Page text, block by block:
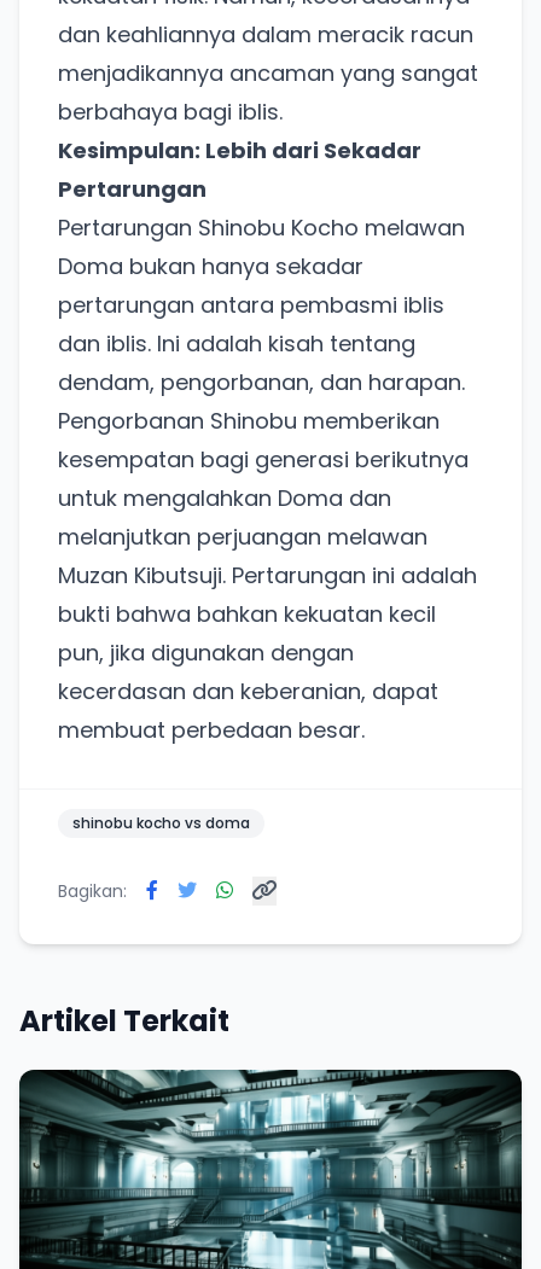
dan keahliannya dalam meracik racun
menjadikannya ancaman yang sangat
berbahaya bagi iblis.
Kesimpulan: Lebih dari Sekadar
Pertarungan
Pertarungan Shinobu Kocho melawan
Doma bukan hanya sekadar
pertarungan antara pembasmi iblis
dan iblis. Ini adalah kisah tentang
dendam, pengorbanan, dan harapan.
Pengorbanan Shinobu memberikan
kesempatan bagi generasi berikutnya
untuk mengalahkan Doma dan
melanjutkan perjuangan melawan
Muzan Kibutsuji. Pertarungan ini adalah
bukti bahwa bahkan kekuatan kecil
pun, jika digunakan dengan
kecerdasan dan keberanian, dapat
membuat perbedaan besar.
shinobu kocho vs doma
Bagikan:
Artikel Terkait
Punya website SMM baru nih! Coba BulkFame
untuk pengalaman lebih baik.
Tanpa daftar ulang, gratis dicoba. Kamu tetap bisa
pakai Zona Sosmed kapan saja.
Coba BulkFame